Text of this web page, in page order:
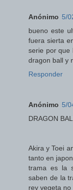
Anónimo 5/
bueno este
fuera sierta
serie por que
dragon ball y
Responder
Anónimo 5/
DRAGON
Akira y Toei
tanto en
trama es la
saben de la
rey vegeta